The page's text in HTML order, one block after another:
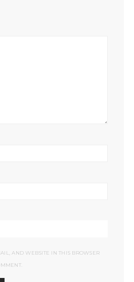
AND WEBSITE IN THIS BROWSER